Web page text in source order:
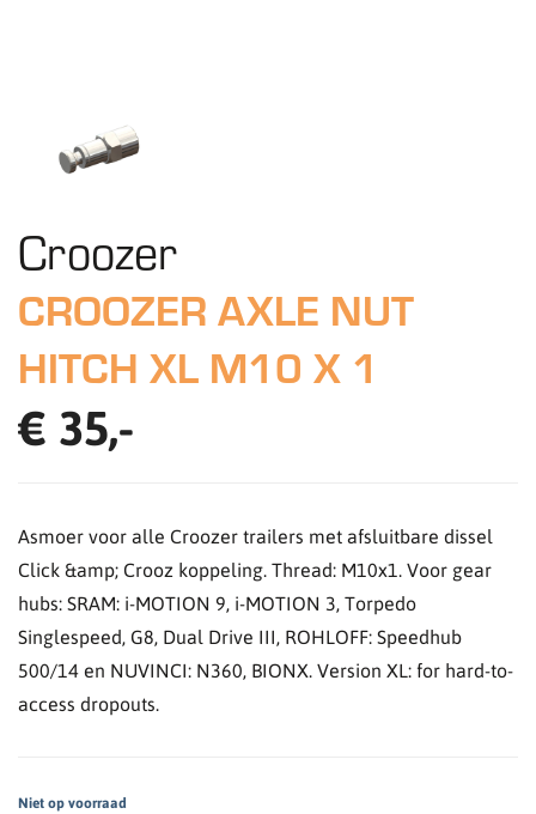
Croozer
CROOZER AXLE NUT
HITCH XL M10 X 1
€ 35,-
Asmoer voor alle Croozer trailers met afsluitbare dissel
Click &amp; Crooz koppeling. Thread: M10x1. Voor gear
hubs: SRAM: i-MOTION 9, i-MOTION 3, Torpedo
Singlespeed, G8, Dual Drive III, ROHLOFF: Speedhub
500/14 en NUVINCI: N360, BIONX. Version XL: for hard-to-
access dropouts.
Niet op voorraad